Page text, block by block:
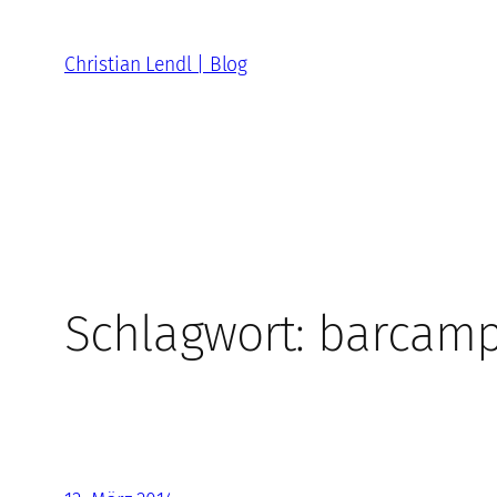
springen
Christian Lendl | Blog
Schlagwort: